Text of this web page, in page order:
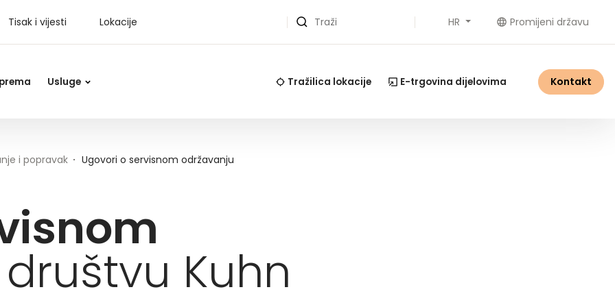
Tisak i vijesti Lokacije Traži HR Promijeni državu
Usluge Tražilica lokacije E-trgovina dijelovima Kontakt
i popravak Ugovori o servisnom održavanju
Kuhn